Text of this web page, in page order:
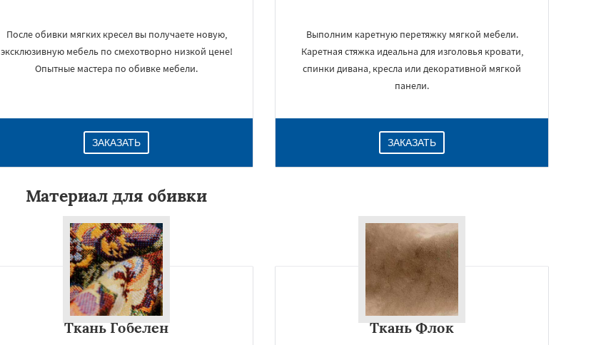
После обивки мягких кресел вы получаете новую,
эксклюзивную мебель по смехотворно низкой цене!
Опытные мастера по обивке мебели.
ЗАКАЗАТЬ
Выполним каретную перетяжку мягкой мебели.
Каретная стяжка идеальна для изголовья кровати,
спинки дивана, кресла или декоративной мягкой
панели.
ЗАКАЗАТЬ
Материал для обивки
Ткань Гобелен Ткань Флок
×
Даю согласие на обработку персональных данных